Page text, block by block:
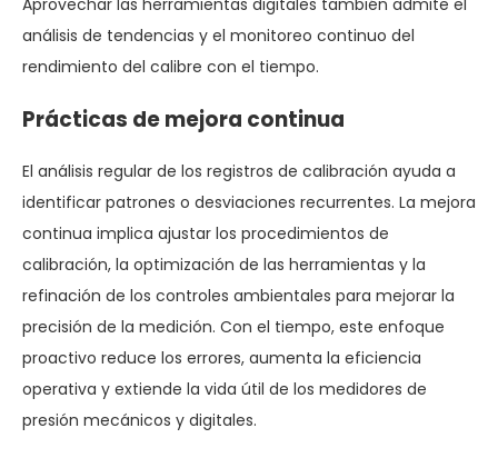
análisis de tendencias y el monitoreo continuo del
rendimiento del calibre con el tiempo.
Prácticas de mejora continua
El análisis regular de los registros de calibración ayuda a
identificar patrones o desviaciones recurrentes. La mejora
continua implica ajustar los procedimientos de
calibración, la optimización de las herramientas y la
refinación de los controles ambientales para mejorar la
precisión de la medición. Con el tiempo, este enfoque
proactivo reduce los errores, aumenta la eficiencia
operativa y extiende la vida útil de los medidores de
presión mecánicos y digitales.